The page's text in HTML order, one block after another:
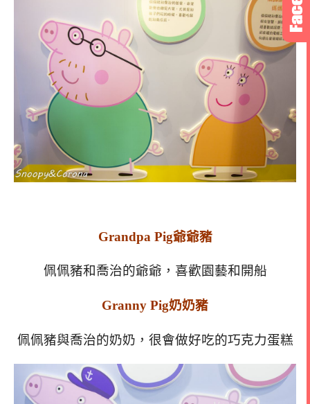
Grandpa Pig爺爺豬
佩佩豬和喬治的爺爺，喜歡園藝和開船
Granny Pig奶奶豬
佩佩豬與喬治的奶奶，很會做好吃的巧克力蛋糕